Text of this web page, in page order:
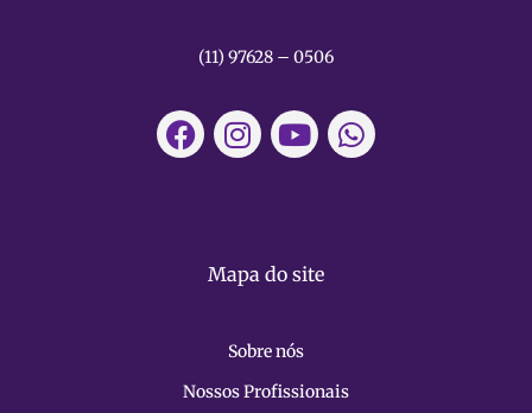
(11) 97628 – 0506
Mapa do site
Sobre nós
Nossos Profissionais